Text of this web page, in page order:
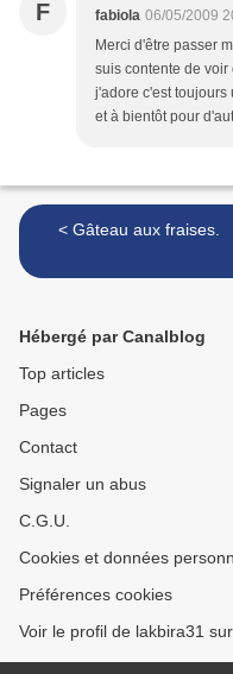
F fabiola 06/05/2009
Merci d'être passer
suis contente de
j'adore c'est toujours
et à bientôt pour
< Gâteau aux fraises.
Hébergé par Canalblog
Top articles
Pages
Contact
Signaler un abus
C.G.U.
Cookies et données
Préférences cookies
Voir le profil de lakbira31